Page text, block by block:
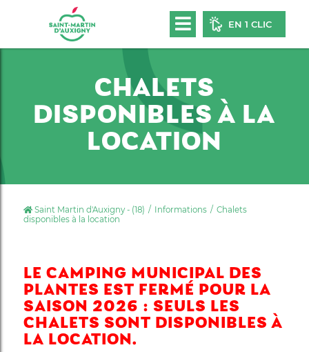
EN 1 CLIC
CHALETS
DISPONIBLES À LA
LOCATION
Saint Martin d'Auxigny - (18) Informations
Chalets
disponibles à la location
LE CAMPING MUNICIPAL DES
PLANTES EST FERMÉ POUR LA
SAISON 2026 : SEULS LES
CHALETS SONT DISPONIBLES À
LA LOCATION.